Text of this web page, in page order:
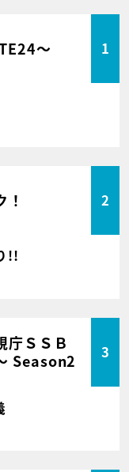
～ 1
2
!!
庁ＳＳＢ
Season2
3